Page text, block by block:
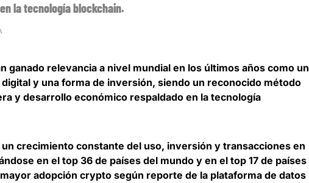
la tecnología blockchain.
ganado relevancia a nivel mundial en los últimos años como un
y una forma de inversión, siendo un reconocido método
y desarrollo económico respaldado en la tecnología
un crecimiento constante del uso, inversión y transacciones en
en eltop 36 de países del mundo y en el top 17 de países
adopción crypto según reporte de la plataforma de datos